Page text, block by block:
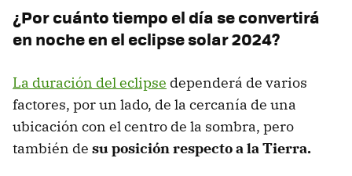
¿Por cuánto tiempo el día se convertirá
en noche en el eclipse solar 2024?
La duración del eclipse dependerá de varios
factores, por un lado, de la cercanía de una
ubicación con el centro de la sombra, pero
también de su posición respecto a la Tierra.